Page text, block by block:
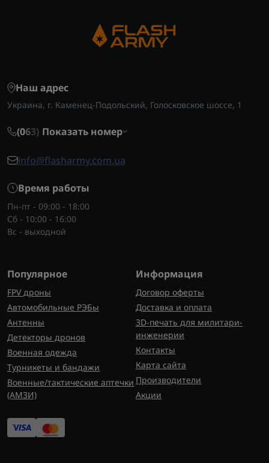
Наш адрес
Украина, г. Каменец-Подольский, Голосковское шоссе, 1
(063) Показать номер
info@flasharmy.com.ua
Время работы
Пн-пт - 09:00 - 18:00
Сб - 10:00 - 16:00
Вс - выходной
Популярное
FPV дроны
Автомобильные РЭБы
Антенны
Детекторы дронов
Военная одежда
Турникеты и бандажи
Военные/тактические аптечки
(AMЗИ)
Информация
Договор оферты
Доставка и оплата
3D-печать для милитари-
инженерии
Контакты
Карта сайта
Производители
Акции